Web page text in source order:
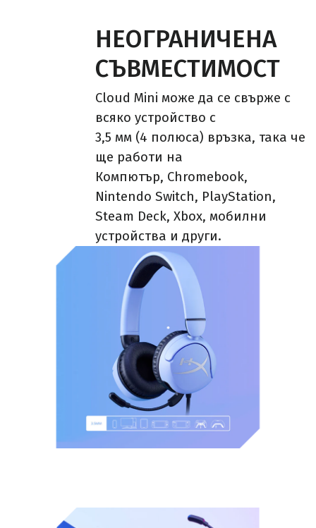
НЕОГРАНИЧЕНА
СЪВМЕСТИМОСТ
Cloud Mini може да се свърже с
всяко устройство с
3,5 мм (4 полюса) връзка, така че
ще работи на
Компютър, Chromebook,
Nintendo Switch, PlayStation,
Steam Deck, Xbox, мобилни
устройства и други.